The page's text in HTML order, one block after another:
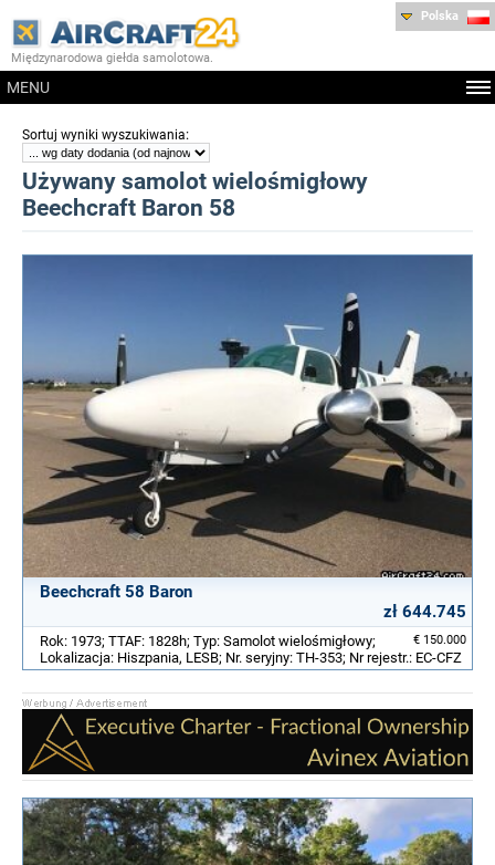
Międzynarodowa giełda samolotowa.
MENU
Polska
Sortuj wyniki wyszukiwania:
Używany samolot wielośmigłowy
Beechcraft Baron 58
Beechcraft 58 Baron
zł 644.745
€ 150.000
Rok: 1973; TTAF: 1828h; Typ: Samolot wielośmigłowy;
Lokalizacja: Hiszpania, LESB; Nr. seryjny: TH-353; Nr rejestr.: EC-CFZ